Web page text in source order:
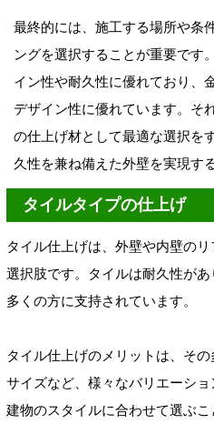
最終的には、施工する場所や条
ングを選択することが重要です
イン性や耐久性に優れており、
デザイン性に優れています。そ
の仕上げ材として最適な選択を
久性を兼ね備えた外壁を実現す
タイルタイプの仕上げ
タイル仕上げは、外壁や内壁の
選択肢です。タイルは耐久性があ
多くの方に支持されています。
タイル仕上げのメリットは、その
サイズなど、様々なバリエーシ
建物のスタイルに合わせて選ぶ